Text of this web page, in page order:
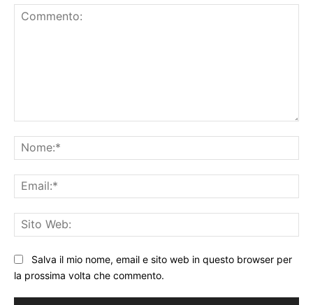
Salva il mio nome, email e sito web in questo browser per
la prossima volta che commento.